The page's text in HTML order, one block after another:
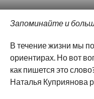
Запоминайте и
В течение жизни мы
ориентирах. Но вот
как пишется это
Наталья Куприянова